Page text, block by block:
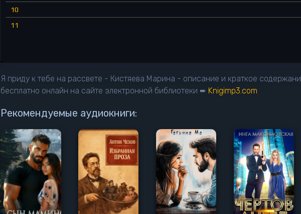
10
11
Я приду к тебе на рассвете - Кистяева Марина - описание и краткое
бесплатно онлайн на сайте электронной библиотеки ➨ Knigimp3.com
Рекомендуемые аудиокниги: